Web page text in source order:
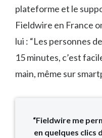
plateforme et le
Fieldwire en France
lui : “Les personnes
15 minutes, c’est
main, même sur
“Fieldwire me
en quelques clics